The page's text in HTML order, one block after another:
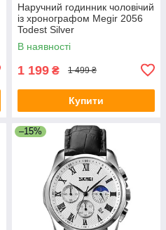
Наручний годинник чоловічий
із хронографом Megir 2056
Todest Silver
В наявності
1 199 ₴ 1 499 ₴
Купити
–15%